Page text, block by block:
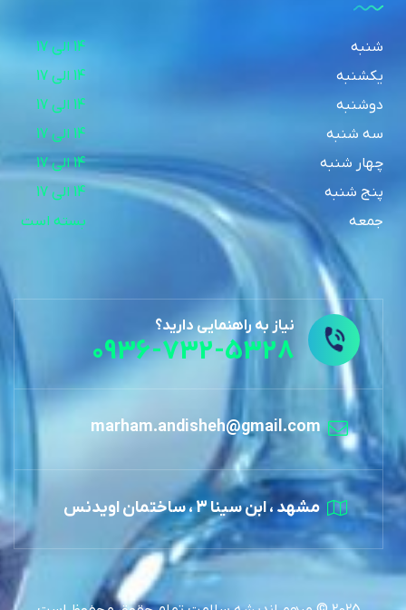
شنبه
یکشنبه
دوشنبه
سه شنبه
چهار شنبه
14 الی 17
پنج شنبه
14 الی 17
جمعه
بسته است
نیاز به راهنمایی دارید؟
0936-732-5328
marham.andisheh@gmail.com
مشهد ، ابن سینا 3 ، ساختمان اویدنس